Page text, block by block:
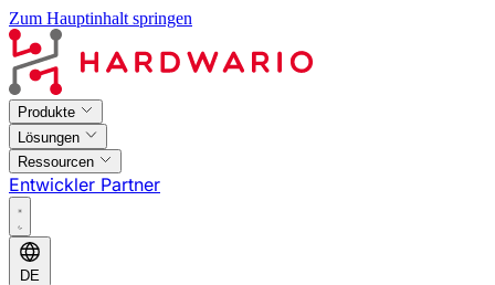
Zum Hauptinhalt springen
Produkte
Lösungen
Ressourcen
Entwickler Partner
DE